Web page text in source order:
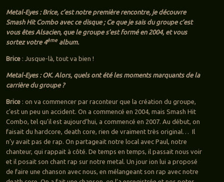
Metal-Eyes : Brice, c’est notre première rencontre, je découvre
Smash Hit Combo avec ce disque ; Ce que je sais du groupe c’est
vous êtes Alsacien, que le groupe s’est formé en 2004, et vous
sortez votre 4èmealbum.
Brice : Jusque-là, tout va bien !
Metal-Eyes : OK. Alors, quels ont été les moments marquants de la
carrière du groupe ?
Brice : on va commencer par raconteur que la création du groupe,
c’est un peu un accident. On a commencé en 2004, mais Smash Hit
Combo, tel qu’il est aujourd’hui, a commencé en 2007. Au début, on
faisait du hardcore, death core, rien de vraiment très original… Il
n’y avait pas de rap. On partageait notre local avec Paul, notre
chanteur, qui rappait à côté. De temps en temps, il passait nous voir
et il posait son chant rap sur notre metal. Un jour ion lui a proposé
de faire une chanson avec nous, en mélangeant son rap avec notre